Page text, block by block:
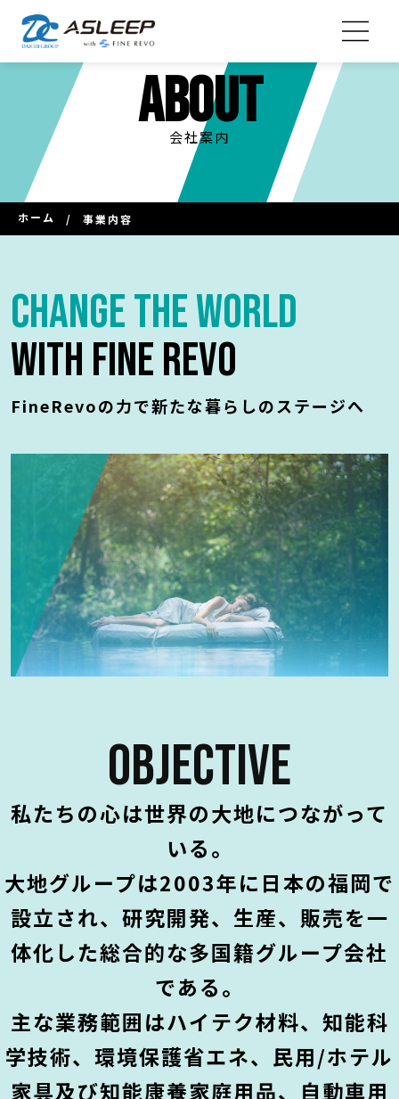
About
会社案内
ホーム / 事業内容
Change the world
with Fine Revo
FineRevoの力で新たな暮らしのステージへ
OBJECTIVE
私たちの心は世界の大地につながって
いる。
大地グループは2003年に日本の福岡で
設立され、研究開発、生産、販売を一
体化した総合的な多国籍グループ会社
である。
主な業務範囲はハイテク材料、知能科
学技術、環境保護省エネ、民用/ホテル
家具及び知能康養家庭用品、自動車用